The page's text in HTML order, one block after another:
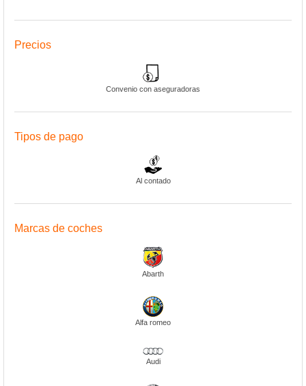
Precios
Convenio con aseguradoras
Tipos de pago
Al contado
Marcas de coches
Abarth
Alfa romeo
Audi